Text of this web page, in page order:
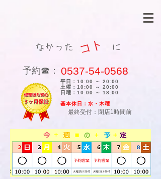
コト
なかった に
​予約☎： 0537-54-0568
平日：10:00 ～ 20:00
土曜：10:00 ～ 20:00
日曜：10:00 ～ 18:00
​基本休日：水・木曜
最終受付：閉店1時間前